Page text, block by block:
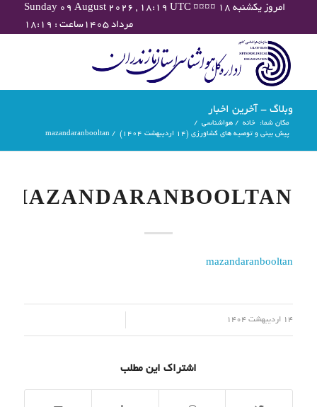
Sunday 09 August 2026 , 18:19 UTC ¤¤¤¤ امروز یکشنبه ۱۸
مرداد ۱۴۰۵ساعت : ۱۸:۱۹
وبلاگ - آخرین اخبار
مکان شما: خانه / هواشناسی /
پیش بینی و توصیه های کشاورزی (14 اردیبهشت ۱۴۰۴)
/
mazandaranbooltan
MAZANDARANBOOLTAN
mazandaranbooltan
14 اردیبهشت 1404
اشتراک این مطلب